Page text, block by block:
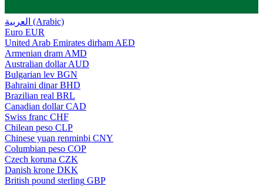
العربية (Arabic)
Euro EUR
United Arab Emirates dirham AED
Armenian dram AMD
Australian dollar AUD
Bulgarian lev BGN
Bahraini dinar BHD
Brazilian real BRL
Canadian dollar CAD
Swiss franc CHF
Chilean peso CLP
Chinese yuan renminbi CNY
Columbian peso COP
Czech koruna CZK
Danish krone DKK
British pound sterling GBP